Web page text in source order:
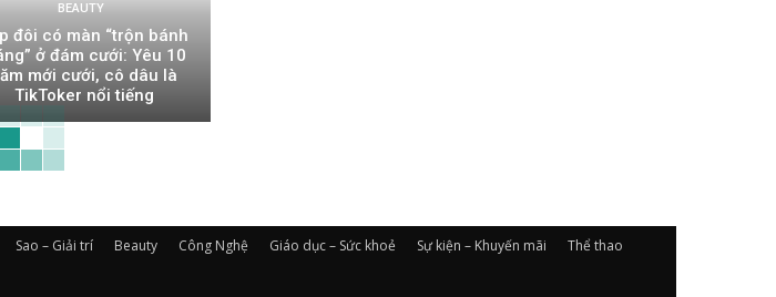
BEAUTY
đôi có màn “trộn bánh
ở đám cưới: Yêu 10
mới cưới, cô dâu là
TikToker nổi tiếng
Sao – Giải trí Beauty Công Nghệ Giáo dục – Sức khoẻ Sự kiện – Khuyến mãi Thể thao